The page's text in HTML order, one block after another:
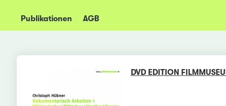
Publikationen AGB
DVD EDITION